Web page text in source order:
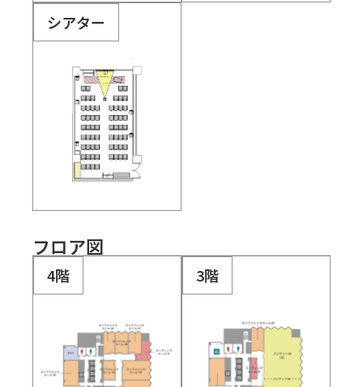
シアター
フロア図
4階 3階